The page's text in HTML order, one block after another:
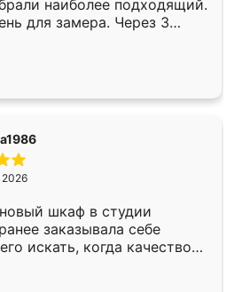
наиболее подходящий.
для замера. Через 3
уже готова. Остались
Спасибо Ренессанс
работу!
2026
шкаф в студии
заказывала себе
искать, когда качеством
Служит кухня уже почти
нет.